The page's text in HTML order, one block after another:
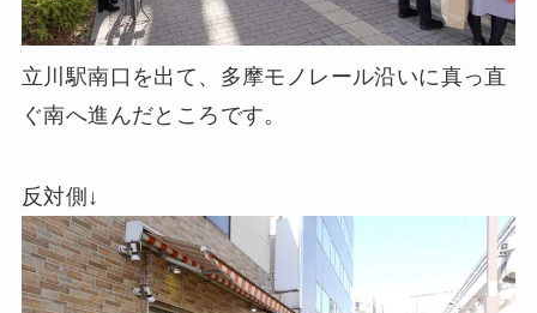
立川駅南口を出て、多摩モノレール沿いに真っ直
ぐ南へ進んだところです。
反対側↓